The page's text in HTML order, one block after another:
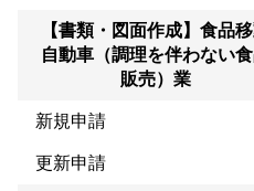
【書類・図面作成】食品
自動車（調理を伴わない
販売）業
新規申請
更新申請